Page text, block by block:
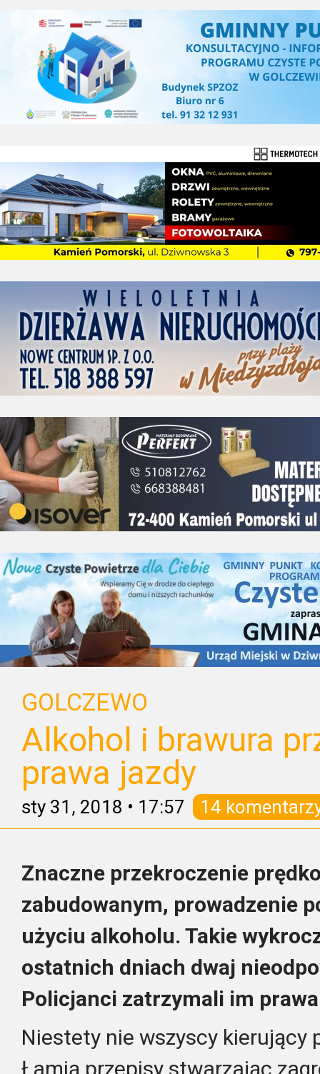
GOLCZEWO
Alkohol i brawura
prawa jazdy
sty 31, 2018 • 17:57 14
Znaczne przekroczenie
zabudowanym, prowadzenie
użyciu alkoholu. Takie
ostatnich dniach dwaj
Policjanci zatrzymali im
Niestety nie wszyscy kierujący
Łamią przepisy stwarzając